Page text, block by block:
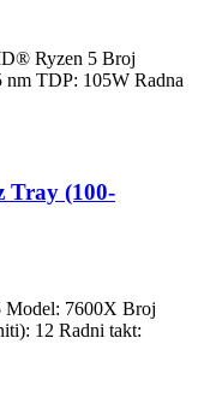
Ryzen 5 Broj
nm TDP: 105W Radna
Tray (100-
Model: 7600X Broj
12 Radni takt: